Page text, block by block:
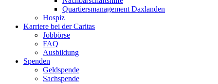
Quartiersmanagement Daxlanden
Hospiz
Karriere bei der Caritas
Jobbörse
FAQ
Ausbildung
Spenden
Geldspende
Sachspende